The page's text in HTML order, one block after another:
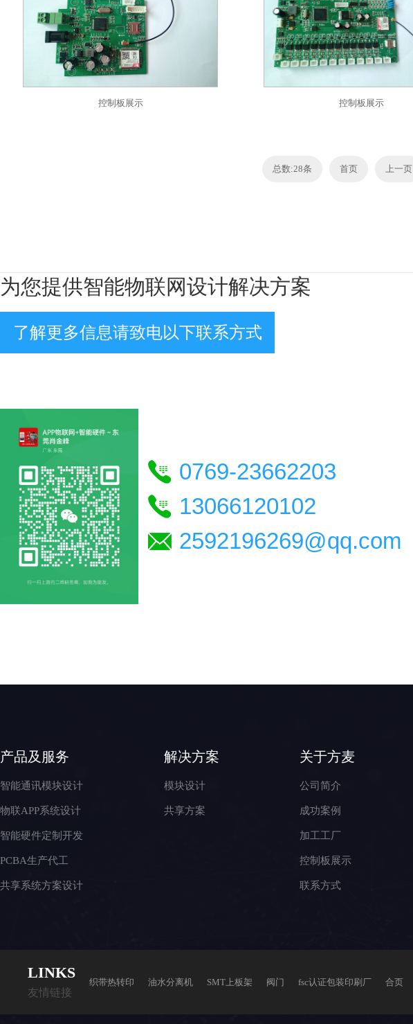
控制板展示 控制板展示
总数:28条 首页 上一页
为您提供智能物联网设计解决方案
了解更多信息请致电以下联系方式
0769-23662203
13066120102
2592196269@qq.com
产品及服务
智能通讯模块设计
物联APP系统设计
智能硬件定制开发
PCBA生产代工
共享系统方案设计
解决方案
模块设计
共享方案
关于方麦
公司简介
成功案例
加工工厂
控制板展示
联系方式
LINKS
友情链接
织带热转印 油水分离机 SMT上板架 阀门 fsc认证包装印刷厂 合页